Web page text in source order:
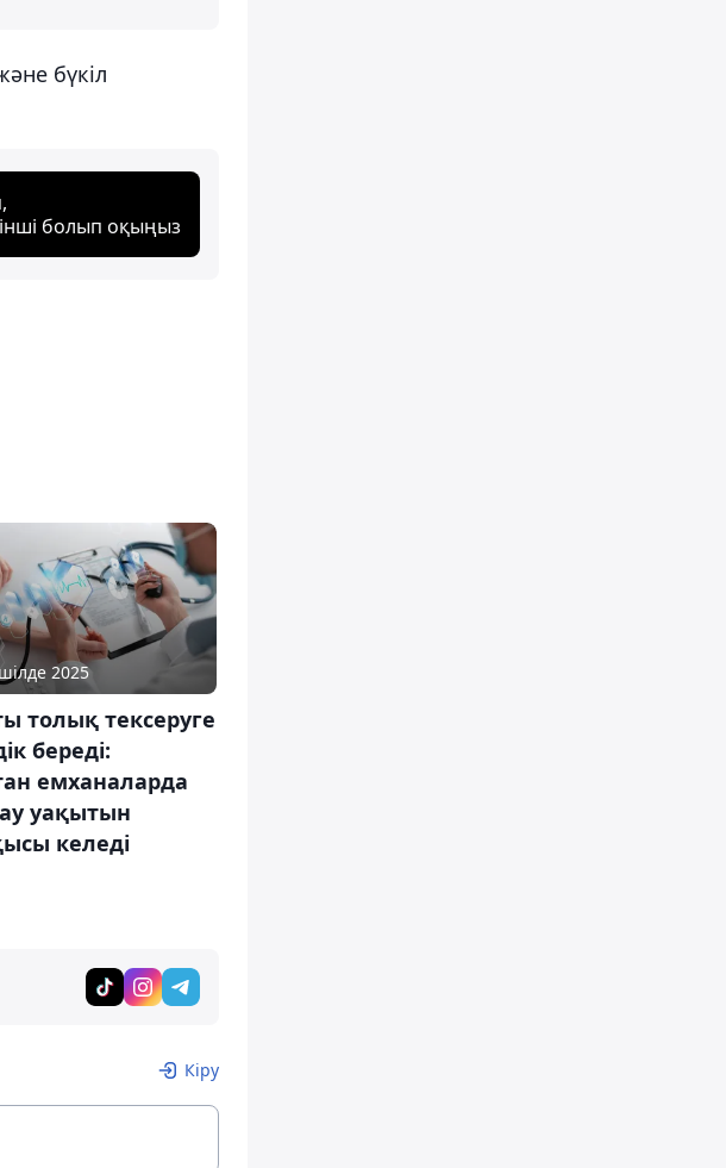
бүкіл
болып оқыңыз
2025
толық тексеруге
береді:
емханаларда
уақытын
келеді
Кіру